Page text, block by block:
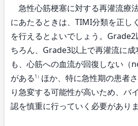
急性心筋梗塞に対する再灌流療
にあたるときは、TIMI分類を正し
を行えるとよいでしょう。
ちろん、Grade3以上で再灌流に
も、心筋への血流が回復しない（
がある 1） ほか、特に急性期の患者
り急変する可能性が高いため、バ
認を慎重に行っていく必要がありま